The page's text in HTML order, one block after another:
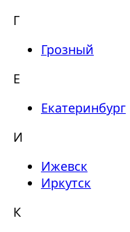
Г
Грозный
Е
Екатеринбург
И
Ижевск
Иркутск
К